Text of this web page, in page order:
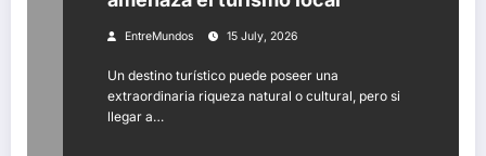
EntreMundos 15 July, 2026
Un destino turístico puede poseer una
extraordinaria riqueza natural o cultural, pero si
llegar a…